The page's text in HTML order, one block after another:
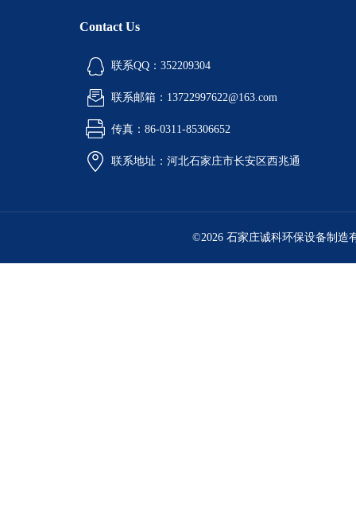
Contact Us
联系QQ：352209304
联系邮箱：13722997622@163.com
传真：86-0311-85306652
联系地址：河北石家庄市长安区西兆通
©2026 石家庄诚科环保设备制造